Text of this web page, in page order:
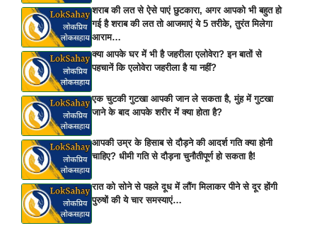
शराब की लत से ऐसे पाएं छुटकारा, अगर आपको भी बहुत हो
गई है शराब की लत तो आजमाएं ये 5 तरीके, तुरंत मिलेगा
आराम…
क्या आपके घर में भी है जहरीला एलोवेरा? इन बातों से
पहचानें कि एलोवेरा जहरीला है या नहीं?
एक चुटकी गुटखा आपकी जान ले सकता है, मुंह में गुटखा
जाने के बाद आपके शरीर में क्या होता है?
आपकी उम्र के हिसाब से दौड़ने की आदर्श गति क्या होनी
चाहिए? धीमी गति से दौड़ना चुनौतीपूर्ण हो सकता है!
रात को सोने से पहले दूध में लौंग मिलाकर पीने से दूर होंगी
पुरुषों की ये चार समस्याएं…